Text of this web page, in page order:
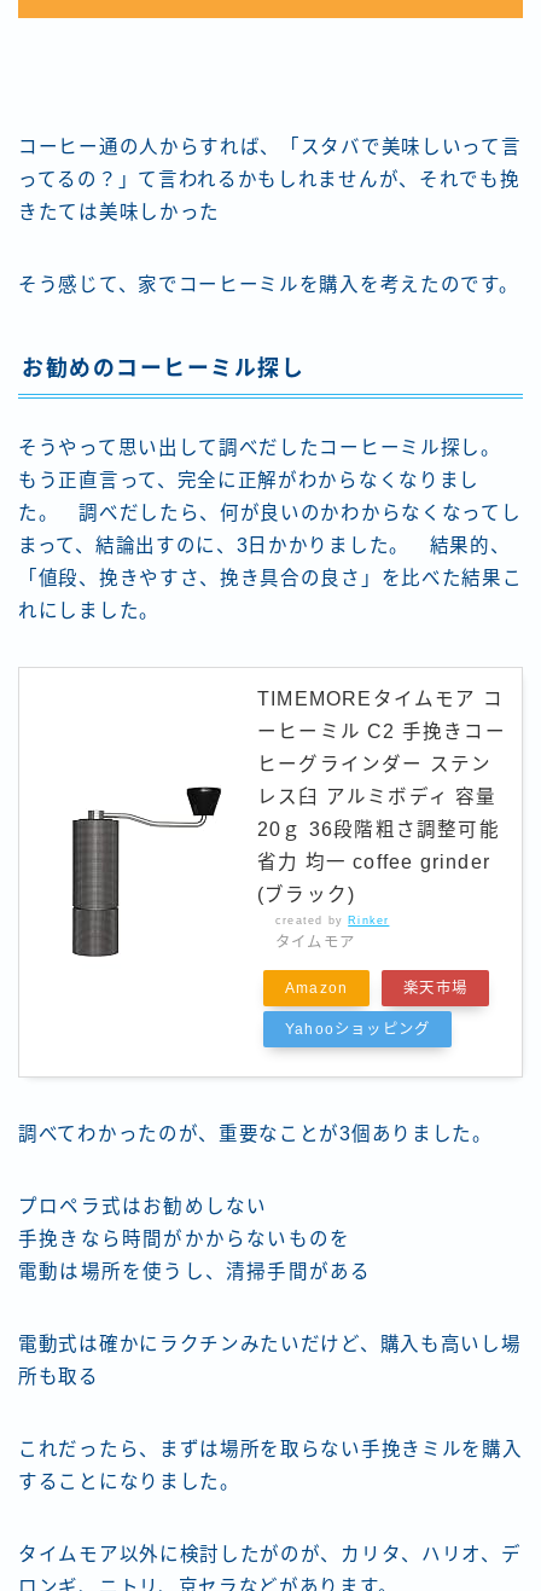
コーヒー通の人からすれば、「スタバで美味しいって言
ってるの？」て言われるかもしれませんが、それでも挽
きたては美味しかった
そう感じて、家でコーヒーミルを購入を考えたのです。
お勧めのコーヒーミル探し
そうやって思い出して調べだしたコーヒーミル探し。
もう正直言って、完全に正解がわからなくなりまし
た。 調べだしたら、何が良いのかわからなくなってし
まって、結論出すのに、3日かかりました。 結果的、
「値段、挽きやすさ、挽き具合の良さ」 を比べた結果こ
れにしました。
TIMEMOREタイムモア コ
ーヒーミル C2 手挽きコー
ヒーグラインダー ステン
レス臼 アルミボディ 容量
20ｇ 36段階粗さ調整可能
省力 均一 coffee grinder
(ブラック)
created by Rinker
タイムモア
Amazon 楽天市場
Yahooショッピング
調べてわかったのが、重要なことが3個ありました。
プロペラ式はお勧めしない
手挽きなら時間がかからないものを
電動は場所を使うし、清掃手間がある
電動式は確かにラクチンみたいだけど、購入も高いし場
所も取る
これだったら、まずは場所を取らない手挽きミルを購入
することになりました。
タイムモア以外に検討したがのが、カリタ、ハリオ、デ
ロンギ、ニトリ、京セラなどがあります。